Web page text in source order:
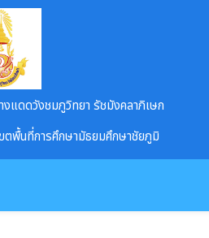
งแดดวังชมภูวิทยา รัชมังคลาภิเษก
ตพื้นที่การศึกษามัธยมศึกษาชัยภูมิ